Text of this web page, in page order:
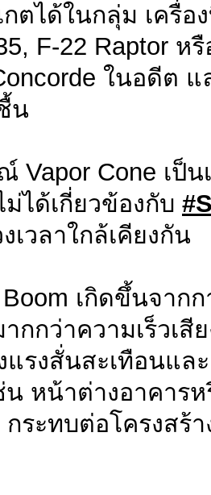
กตได้ในกลุ่ม เครื่อ
F-22 Raptor ห
ในอดีต
น
Vapor Cone เป็
ได้เกี่ยวข้องกับ
เวลาใกล้เคียงกัน
เกิดขึ้นจาก
ากกว่าความเร็วเ
แรงสั่นสะเทือนแล
น หน้าต่างอาคาร
ระทบต่อโครงสร้